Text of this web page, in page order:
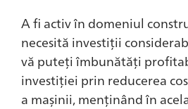
A fi activ în domeniul
necesită investiții
vă puteți îmbunătăți
investiției prin reducerea
a mașinii, menținând în